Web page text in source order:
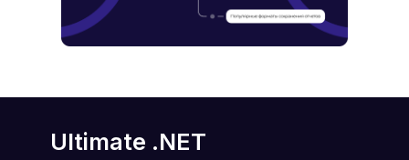
Ultimate .NET